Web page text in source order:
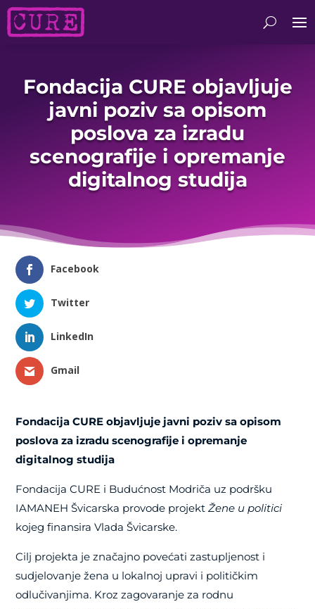
Fondacija CURE objavljuje
javni poziv sa opisom
poslova za izradu
scenografije i opremanje
digitalnog studija
Facebook
Twitter
LinkedIn
Gmail
Fondacija CURE objavljuje javni poziv sa opisom
poslova za izradu scenografije i opremanje
digitalnog studija
Fondacija CURE i Budućnost Modriča uz podršku
IAMANEH Švicarska provode projektŽene u politici
kojeg finansira Vlada Švicarske.
Cilj projekta je značajno povećati zastupljenost i
sudjelovanje žena u lokalnoj upravi i političkim
odlučivanjima. Kroz zagovaranje za rodnu